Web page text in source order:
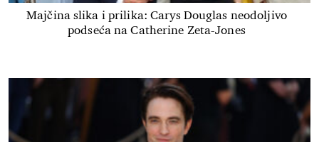
Majčina slika i prilika: Carys Douglas neodoljivo
podseća na Catherine Zeta-Jones